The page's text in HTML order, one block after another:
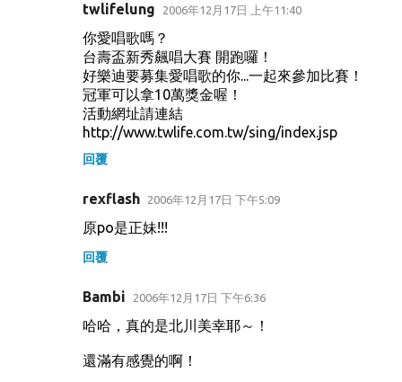
twlifelung 2006年12月17日 上午11:40
你愛唱歌嗎？
台壽盃新秀飆唱大賽 開跑囉！
好樂迪要募集愛唱歌的你...一起來參加比賽！
冠軍可以拿10萬獎金喔！
活動網址請連結
http://www.twlife.com.tw/sing/index.jsp
回覆
rexflash 2006年12月17日 下午5:09
原po是正妹!!!
回覆
Bambi 2006年12月17日 下午6:36
哈哈，真的是北川美幸耶～！
還滿有感覺的啊！